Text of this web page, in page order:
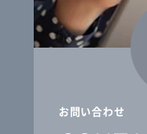
お問い合わせ